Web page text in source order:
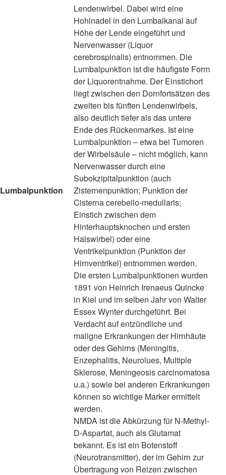
Lumbalpunktion
Lendenwirbel. Dabei wird eine
Hohlnadel in den Lumbalkanal auf
Höhe der Lende eingeführt und
Nervenwasser (Liquor
cerebrospinalis) entnommen. Die
Lumbalpunktion ist die häufigste Form
der Liquorentnahme. Der Einstichort
liegt zwischen den Dornfortsätzen des
zweiten bis fünften Lendenwirbels,
also deutlich tiefer als das untere
Ende des Rückenmarkes. Ist eine
Lumbalpunktion – etwa bei Tumoren
der Wirbelsäule – nicht möglich, kann
Nervenwasser durch eine
Subokzipitalpunktion (auch
Zisternenpunktion; Punktion der
Cisterna cerebello-medullaris;
Einstich zwischen dem
Hinterhauptsknochen und ersten
Halswirbel) oder eine
Ventrikelpunktion (Punktion der
Hirnventrikel) entnommen werden.
Die ersten Lumbalpunktionen wurden
1891 von Heinrich Irenaeus Quincke
in Kiel und im selben Jahr von Walter
Essex Wynter durchgeführt. Bei
Verdacht auf entzündliche und
maligne Erkrankungen der Hirnhäute
oder des Gehirns (Meningitis,
Enzephalitis, Neurolues, Multiple
Sklerose, Meningeosis carcinomatosa
u.a.) sowie bei anderen Erkrankungen
können so wichtige Marker ermittelt
werden.
NMDA ist die Abkürzung für N-Methyl-
D-Aspartat, auch als Glutamat
bekannt. Es ist ein Botenstoff
(Neurotransmitter), der im Gehirn zur
Übertragung von Reizen zwischen